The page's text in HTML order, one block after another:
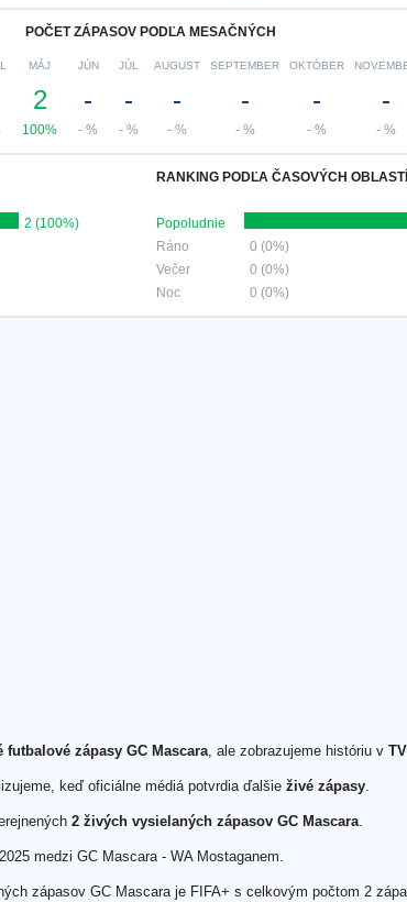
POČET ZÁPASOV PODĽA MESAČNÝCH
MÁJ
2
100%
JÚN
-
- %
JÚL
-
- %
AUGUST
-
- %
SEPTEMBER
-
- %
OKTÓBER
-
- %
-
- %
2 (100%)
RANKING PODĽA ČASOVÝCH OBLASTÍ
Popoludnie
Ráno
0 (0%)
Večer
0 (0%)
Noc
0 (0%)
futbalové zápasy GC Mascara, ale zobrazujeme históriu v
keď oficiálne médiá potvrdia ďalšie živé zápasy.
2 živých vysielaných zápasov GC Mascara.
medzi GC Mascara - WA Mostaganem.
zápasov GC Mascara je FIFA+ s celkovým počtom 2